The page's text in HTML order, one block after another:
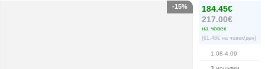
184.45€
217.00€
на човек
(61.48€ на човек/ден)
1.08-4.09
-15%